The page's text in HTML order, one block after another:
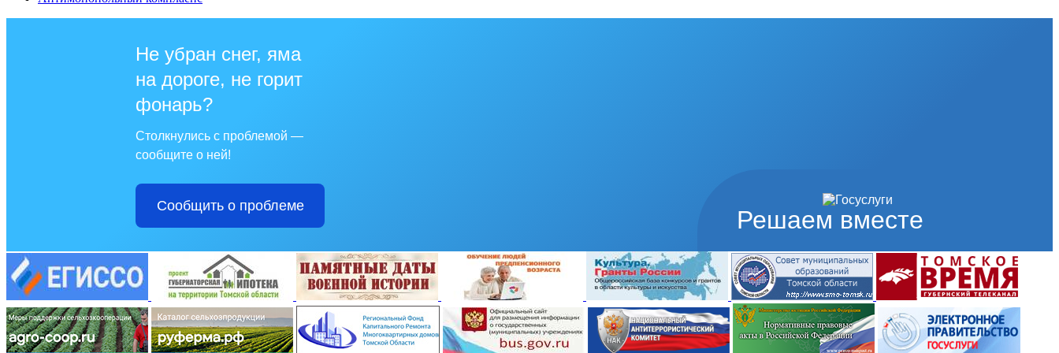
Решаем вместе
Не убран снег, яма
на дороге, не горит
фонарь?
Столкнулись с проблемой —
сообщите о ней!
Сообщить о проблеме